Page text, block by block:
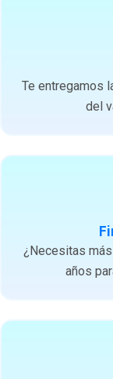
Te entregamos
del
¿Necesitas
años